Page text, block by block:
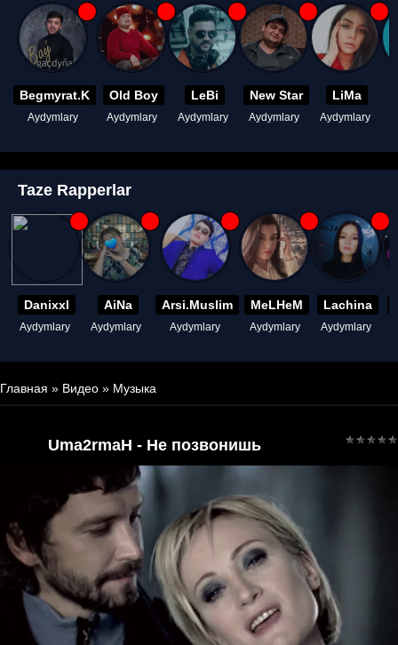
Begmyrat.K
Aydymlary
Old Boy
Aydymlary
LeBi
Aydymlary
New Star
Aydymlary
LiMa
Aydymlary
Taze Rapperlar
Danixxl
Aydymlary
AiNa
Aydymlary
Arsi.Muslim
Aydymlary
MeLHeM
Aydymlary
Lachina
Aydymlary
Главная » Видео » Музыка
Uma2rmaH - Не позвонишь